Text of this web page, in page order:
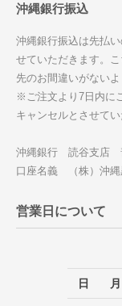
沖縄銀行振込
沖縄銀行振込は先払
せていただきます。
先のお間違いがないよ
※ご注文より7日内に
キャンセルとさせてい
沖縄銀行 読谷支店
口座名義 （株）沖縄
営業日について
日
月